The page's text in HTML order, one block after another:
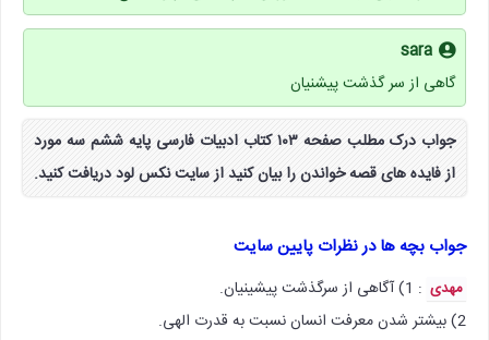
sara
گاهی از سر گذشت پیشنیان
جواب درک مطلب صفحه ۱۰۳ کتاب ادبیات فارسی پایه ششم سه مورد
از فایده های قصه خواندن را بیان کنید از سایت نکس لود دریافت کنید.
جواب بچه ها در نظرات پایین سایت
مهدی : 1) آگاهی از سرگذشت پیشینیان.
2) بیشتر شدن معرفت انسان نسبت به قدرت الهی.